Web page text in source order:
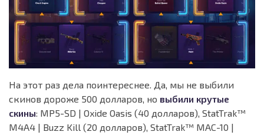
На этот раз дела поинтереснее. Да, мы не выбили
скинов дороже 500 долларов, но выбили крутые
скины: MP5-SD | Oxide Oasis (40 долларов), StatTrak™
M4A4 | Buzz Kill (20 долларов), StatTrak™ MAC-10 |